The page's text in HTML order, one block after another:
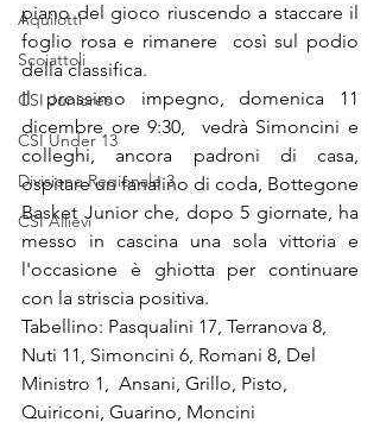
Aquilotti
Scoiattoli
CSI Juniores
CSI Under 13
Divisione Regionale 3
CSI Allievi
piano del gioco riuscendo a staccare il
foglio rosa e rimanere  così sul podio
della classifica.
Il prossimo impegno, domenica 11
dicembre ore 9:30,  vedrà Simoncini e
colleghi, ancora padroni di casa,
ospitare un fanalino di coda, Bottegone
Basket Junior che, dopo 5 giornate, ha
messo in cascina una sola vittoria e
l'occasione è ghiotta per continuare
con la striscia positiva.
Tabellino: Pasqualini 17, Terranova 8,
Nuti 11, Simoncini 6, Romani 8, Del
Ministro 1,  Ansani, Grillo, Pisto,
Quiriconi, Guarino, Moncini